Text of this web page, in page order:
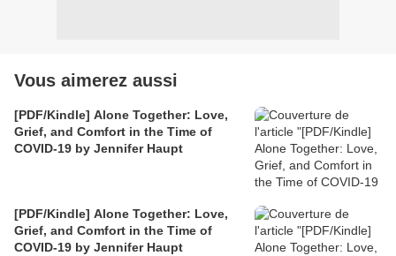
Vous aimerez aussi
[PDF/Kindle] Alone Together: Love,
Grief, and Comfort in the Time of
COVID-19 by Jennifer Haupt
[PDF/Kindle] Alone Together: Love,
Grief, and Comfort in the Time of
COVID-19 by Jennifer Haupt